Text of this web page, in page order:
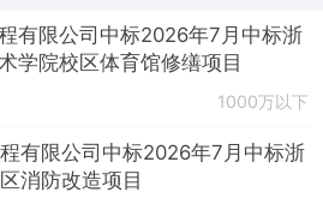
有限公司中标2026年7月中标浙
学院校区体育馆修缮项目
1000万以下
有限公司中标2026年7月中标浙
消防改造项目